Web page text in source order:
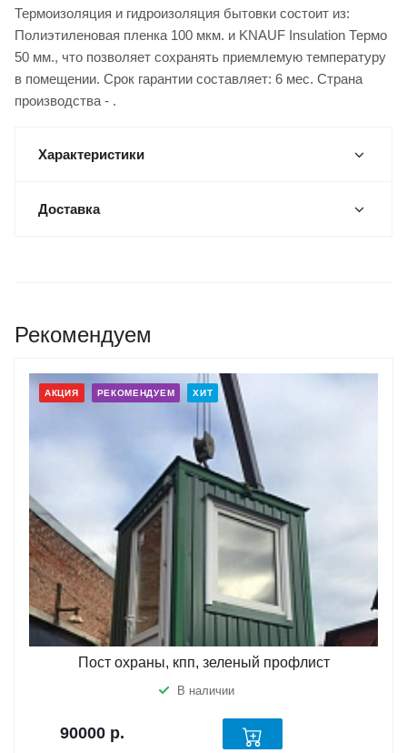
Термоизоляция и гидроизоляция бытовки состоит из:
Полиэтиленовая пленка 100 мкм. и KNAUF Insulation Термо
50 мм., что позволяет сохранять приемлемую температуру
в помещении. Срок гарантии составляет: 6 мес. Страна
производства - .
Характеристики
Доставка
Рекомендуем
АКЦИЯ РЕКОМЕНДУЕМ ХИТ
Пост охраны, кпп, зеленый профлист
В наличии
90000 р.